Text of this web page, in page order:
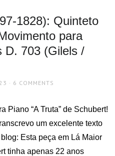
1828): Quinteto
para
D. 703 (Gilels /
6 COMMENTS
Piano “A Truta” de Schubert!
um excelente texto
Esta peça em Lá Maior
tinha apenas 22 anos